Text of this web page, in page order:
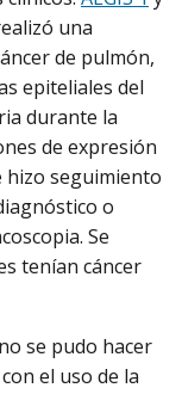
una
de pulmón,
epiteliales del
durante la
de expresión
hizo seguimiento
o
Se
tenían cáncer
se pudo hacer
el uso de la